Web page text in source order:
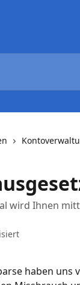
wird Ihnen
haben uns